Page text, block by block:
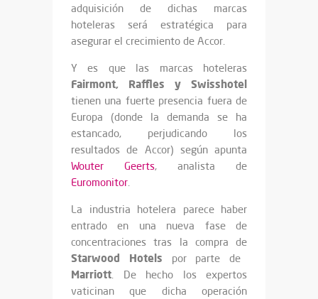
adquisición de dichas marcas
hoteleras será estratégica para
asegurar el crecimiento de Accor.
Y es que las marcas hoteleras
Fairmont, Raffles y Swisshotel
tienen una fuerte presencia fuera de
Europa (donde la demanda se ha
estancado, perjudicando los
resultados de Accor) según apunta
Wouter Geerts, analista de
Euromonitor.
La industria hotelera parece haber
entrado en una nueva fase de
concentraciones tras la compra de
Starwood Hotels por parte de
Marriott. De hecho los expertos
vaticinan que dicha operación